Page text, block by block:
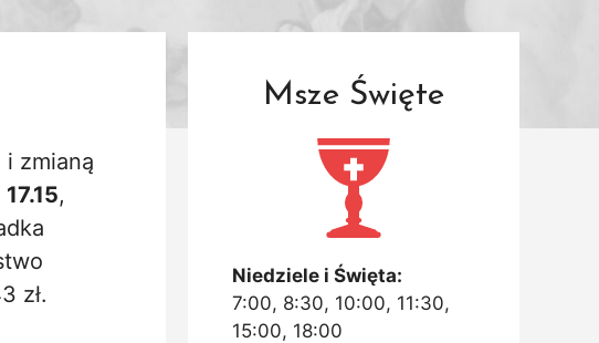
i zmianą
,
zł.
Msze Święte
Niedziele i Święta:
7:00, 8:30, 10:00, 11:30,
15:00, 18:00